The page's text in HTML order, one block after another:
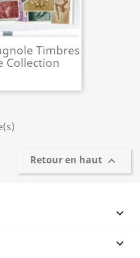
Timbres
Collection
Retour en haut 

